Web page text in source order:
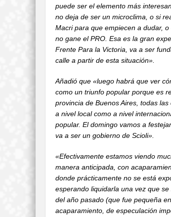
puede ser el elemento más
no deja de ser un microclima, o si
Macri para que empiecen a dudar,
no gane el PRO. Esa es la gran
Frente Para la Victoria, va a ser
calle a partir de esta situación».
Añadió que «luego habrá que ver
como un triunfo popular porque es
provincia de Buenos Aires, todas
a nivel local como a nivel
popular. El domingo vamos a
va a ser un gobierno de Scioli».
«Efectivamente estamos viendo
manera anticipada, con
donde prácticamente no se está
esperando liquidarla una vez que
del año pasado (que fue pequeña
acaparamiento, de especulación